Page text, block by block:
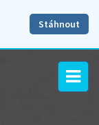
Stáhnout